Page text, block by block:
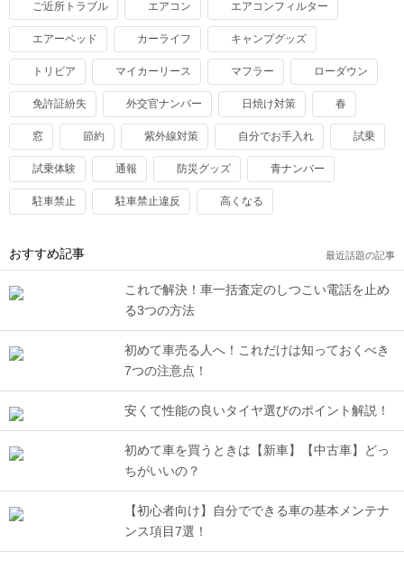
ご近所トラブル エアコン エアコンフィルター
エアーベッド カーライフ キャンプグッズ
トリビア マイカーリース マフラー ローダウン
免許証紛失 外交官ナンバー 日焼け対策 春
窓 節約 紫外線対策 自分でお手入れ 試乗
試乗体験 通報 防災グッズ 青ナンバー
駐車禁止 駐車禁止違反 高くなる
おすすめ記事 最近話題の記事
これで解決！車一括査定のしつこい電話を止め
る3つの方法
初めて車売る人へ！これだけは知っておくべき
7つの注意点！
安くて性能の良いタイヤ選びのポイント解説！
初めて車を買うときは【新車】【中古車】どっ
ちがいいの？
【初心者向け】自分でできる車の基本メンテナ
ンス項目7選！